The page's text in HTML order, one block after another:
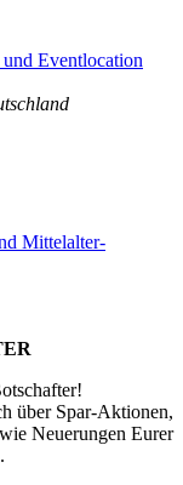
Eventlocation
Mittelalter-
über Spar-Aktionen,
Neuerungen Eurer